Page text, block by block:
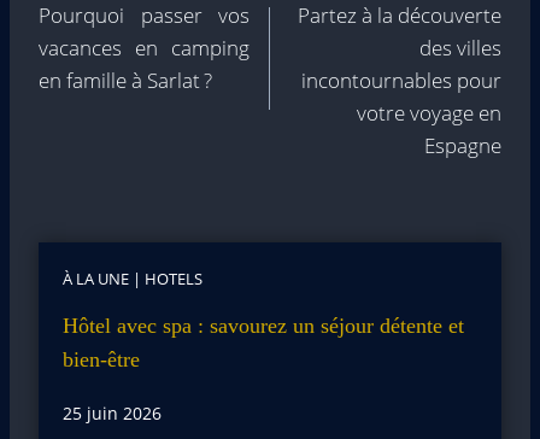
Pourquoi passer vos
vacances en camping
en famille à Sarlat ?
Partez à la découverte
des villes
incontournables pour
votre voyage en
Espagne
À LA UNE | HOTELS
Hôtel avec spa : savourez un séjour détente et
bien-être
25 juin 2026